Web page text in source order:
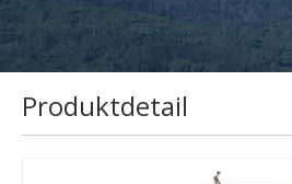
Produktdetail